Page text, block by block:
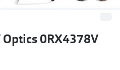
Marken
Optics 0RX4378V